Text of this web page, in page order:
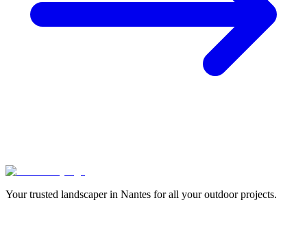
Your trusted landscaper in Nantes for all your outdoor projects.